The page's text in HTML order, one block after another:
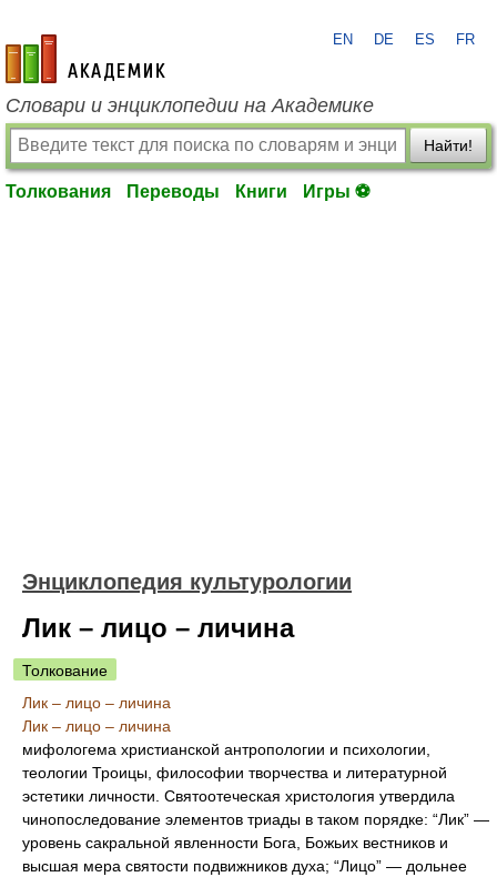
academic.ru
EN DE ES FR
Словари и энциклопедии на Академике
Найти!
Толкования Переводы Книги Игры ⚽
Энциклопедия культурологии
Лик – лицо – личина
Толкование
Лик – лицо – личина
Лик – лицо – личина
мифологема христианской антропологии и психологии,
теологии Троицы, философии творчества и литературной
эстетики личности. Святоотеческая христология утвердила
чинопоследование элементов триады в таком порядке: “Лик” —
уровень сакральной явленности Бога, Божьих вестников и
высшая мера святости подвижников духа; “Лицо” — дольнее